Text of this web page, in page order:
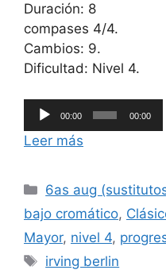
Duración: 8
compases 4/4.
Cambios: 9.
Dificultad: Nivel 4.
Reproductor
de
audio
00:00 00:00
Leer más
Categorías
6as aug
bajo cromático,
Mayor, nivel 4,
Etiquetas
irving berlin